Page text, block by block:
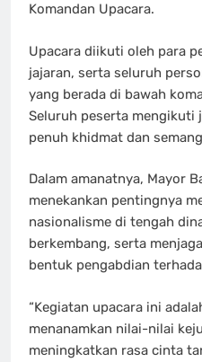
Komandan Upacara.
Upacara diikuti oleh para
jajaran, serta seluruh
yang berada di bawah
Seluruh peserta mengikuti
penuh khidmat dan
Dalam amanatnya, Mayor
menekankan pentingnya
nasionalisme di tengah
berkembang, serta
bentuk pengabdian
“Kegiatan upacara ini
menanamkan nilai-nilai
meningkatkan rasa cinta